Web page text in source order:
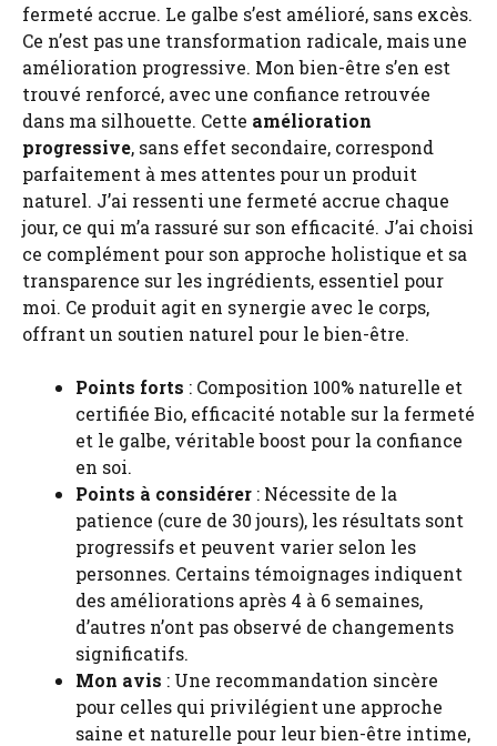
fermeté accrue. Le galbe s’est amélioré, sans excès.
Ce n’est pas une transformation radicale, mais une
amélioration progressive. Mon bien-être s’en est
trouvé renforcé, avec une confiance retrouvée
dans ma silhouette. Cette amélioration
progressive, sans effet secondaire, correspond
parfaitement à mes attentes pour un produit
naturel. J’ai ressenti une fermeté accrue chaque
jour, ce qui m’a rassuré sur son efficacité. J’ai choisi
ce complément pour son approche holistique et sa
transparence sur les ingrédients, essentiel pour
moi. Ce produit agit en synergie avec le corps,
offrant un soutien naturel pour le bien-être.
Points forts : Composition 100% naturelle et
certifiée Bio, efficacité notable sur la fermeté
et le galbe, véritable boost pour la confiance
en soi.
Points à considérer : Nécessite de la
patience (cure de 30 jours), les résultats sont
progressifs et peuvent varier selon les
personnes. Certains témoignages indiquent
des améliorations après 4 à 6 semaines,
d’autres n’ont pas observé de changements
significatifs.
Mon avis : Une recommandation sincère
pour celles qui privilégient une approche
saine et naturelle pour leur bien-être intime,